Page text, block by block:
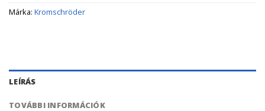
Márka: Kromschröder
LEÍRÁS
TOVÁBBI INFORMÁCIÓK